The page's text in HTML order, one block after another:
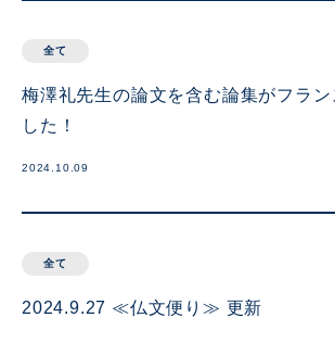
全て
梅澤礼先生の論文を含む論集がフラン
した！
2024.10.09
全て
2024.9.27 ≪仏文便り≫ 更新